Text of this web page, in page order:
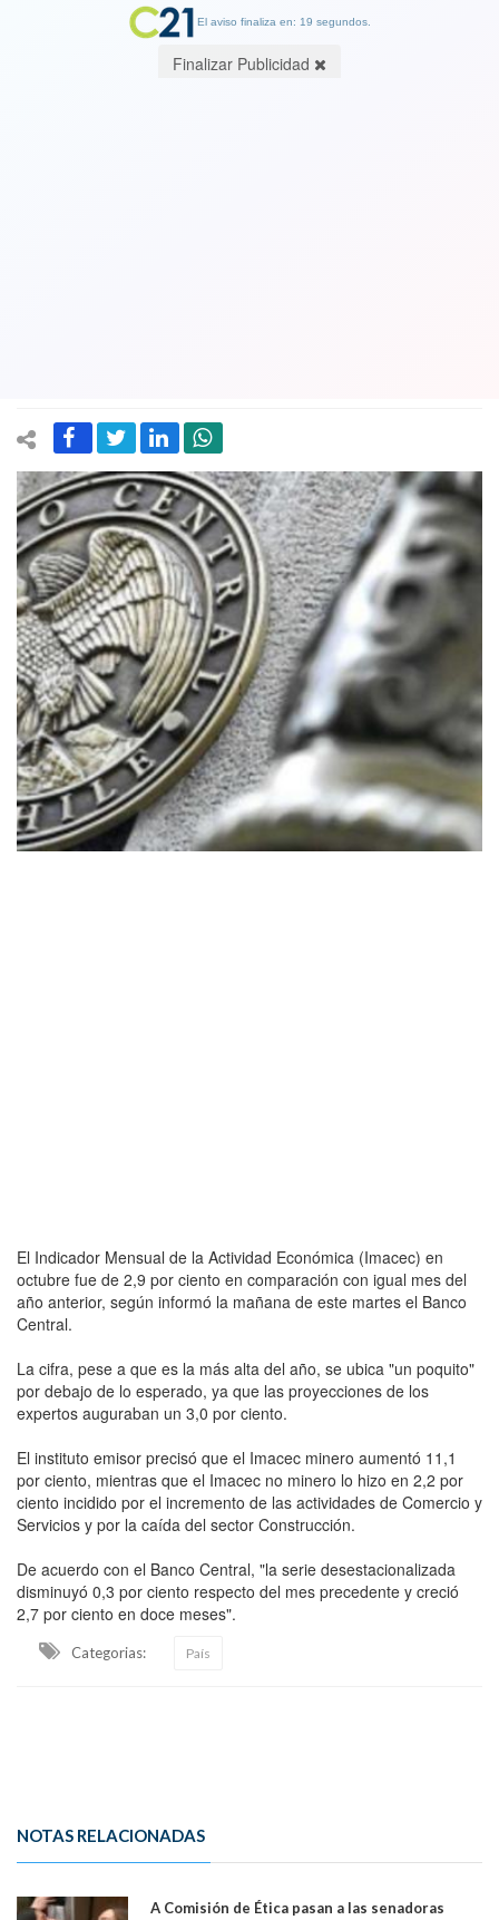
El Indicador Mensual de la Actividad Económica (Imacec) en
octubre fue de 2,9 por ciento en comparación con igual mes del
año anterior, según informó la mañana de este martes el Banco
Central.
La cifra, pese a que es la más alta del año, se ubica "un poquito"
por debajo de lo esperado, ya que las proyecciones de los
expertos auguraban un 3,0 por ciento.
El instituto emisor precisó que el Imacec minero aumentó 11,1
por ciento, mientras que el Imacec no minero lo hizo en 2,2 por
ciento incidido por el incremento de las actividades de Comercio y
Servicios y por la caída del sector Construcción.
De acuerdo con el Banco Central, "la serie desestacionalizada
disminuyó 0,3 por ciento respecto del mes precedente y creció
2,7 por ciento en doce meses".
Categorias: País
NOTAS RELACIONADAS
A Comisión de Ética pasan a las senadoras
El aviso finaliza en: 19 segundos.
Finalizar Publicidad